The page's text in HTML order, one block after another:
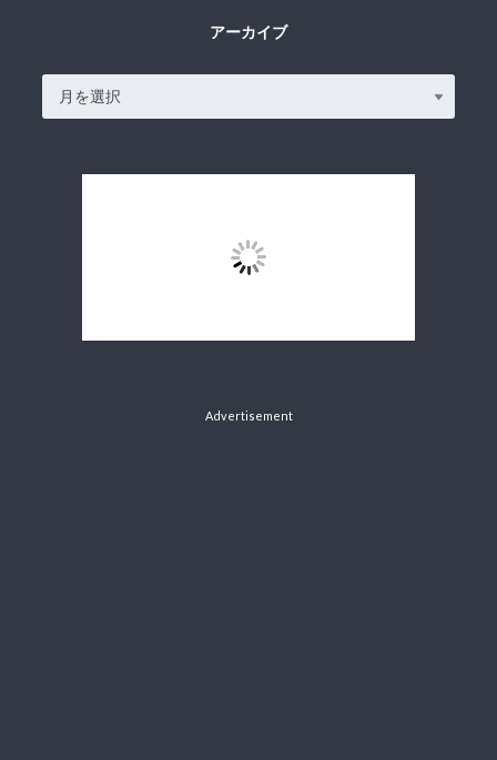
アーカイブ
Advertisement